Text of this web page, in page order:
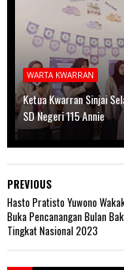
WARTA KWARRAN
Ketua Kwarran Sinjai
SD Negeri 115 Annie
PREVIOUS
Hasto Pratisto Yuwono
Buka Pencanangan Bulan
Tingkat Nasional 2023